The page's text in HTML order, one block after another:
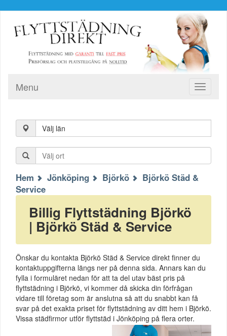
Toggle
Menu
Välj län
Hem Jönköping Björkö
Björkö Städ &
Service
Billig Flyttstädning Björkö
| Björkö Städ & Service
Önskar du kontakta Björkö Städ & Service direkt finner du
kontaktuppgifterna längs ner på denna sida. Annars kan du
fylla i formuläret nedan för att ta del utav bäst pris på
flyttstädning i Björkö, vi kommer då skicka din förfrågan
vidare till företag som är anslutna så att du snabbt kan få
svar på det exakta priset för flyttstädning av ditt hem i Björkö.
Vissa städfirmor utför flyttstäd i Jönköping på flera orter.